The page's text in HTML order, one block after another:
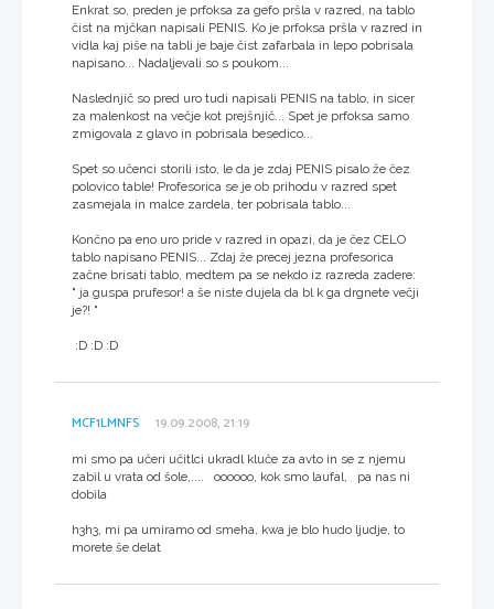
Enkrat so, preden je prfoksa za gefo pršla v razred, na tablo
čist na mjčkan napisali PENIS. Ko je prfoksa pršla v razred in
vidla kaj piše na tabli je baje čist zafarbala in lepo pobrisala
napisano... Nadaljevali so s poukom...
Naslednjič so pred uro tudi napisali PENIS na tablo, in sicer
za malenkost na večje kot prejšnjič... Spet je prfoksa samo
zmigovala z glavo in pobrisala besedico...
Spet so učenci storili isto, le da je zdaj PENIS pisalo že čez
polovico table! Profesorica se je ob prihodu v razred spet
zasmejala in malce zardela, ter pobrisala tablo...
Končno pa eno uro pride v razred in opazi, da je čez CELO
tablo napisano PENIS... Zdaj že precej jezna profesorica
začne brisati tablo, medtem pa se nekdo iz razreda zadere:
" ja guspa prufesor! a še niste dujela da bl k ga drgnete večji
je?! "
:D :D :D
MCF1LMNFS 19.09.2008, 21:19
mi smo pa učeri učitlci ukradl kluče za avto in se z njemu
zabil u vrata od šole,.... oooooo, kok smo laufal, pa nas ni
dobila
h3h3, mi pa umiramo od smeha, kwa je blo hudo ljudje, to
morete še delat